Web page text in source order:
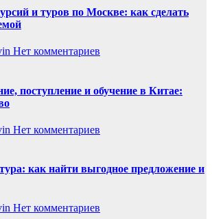
и туров по Москве: как сделать
Нет комментариев
поступление и обучение в Китае:
Нет комментариев
как найти выгодное предложение и
Нет комментариев